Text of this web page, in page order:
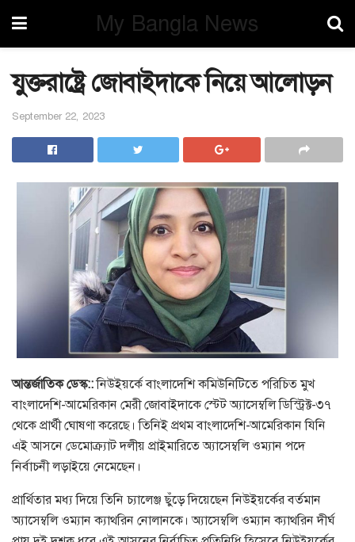
My Bangla News
যুক্তরাষ্ট্রে জোবাইদাকে নিয়ে আলোড়ন
September 22, 2023
আন্তর্জাতিক ডেস্ক::নিউইয়র্কে বাংলাদেশি কমিউনিটিতে পরিচিত মুখ
বাংলাদেশি-আমেরিকান মেরী জোবাইদাকে স্টেট অ্যাসেম্বলি ডিস্ট্রিক্ট-৩৭
থেকে প্রার্থী ঘোষণা করেছে। তিনিই প্রথম বাংলাদেশি-আমেরিকান যিনি
এই আসনে ডেমোক্র্যাট দলীয় প্রাইমারিতে অ্যাসেম্বলি ওম্যান পদে
নির্বাচনী লড়াইয়ে নেমেছেন।
প্রার্থিতার মধ্য দিয়ে তিনি চ্যালেঞ্জ ছুঁড়ে দিয়েছেন নিউইয়র্কের বর্তমান
অ্যাসেম্বলি ওম্যান ক্যাথরিন নোলানকে। অ্যাসেম্বলি ওম্যান ক্যাথরিন দীর্ঘ